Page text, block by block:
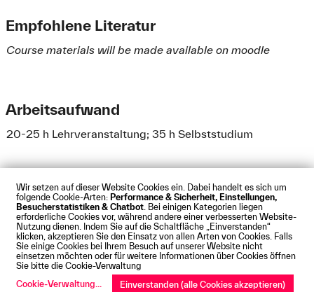
Wir setzen auf dieser Website Cookies ein. Dabei handelt es sich um
folgende Cookie-Arten: Performance & Sicherheit, Einstellungen,
Besucherstatistiken & Chatbot . Bei einigen Kategorien liegen
erforderliche Cookies vor, während andere einer verbesserten Website-
Nutzung dienen. Indem Sie auf die Schaltfläche „Einverstanden“
klicken, akzeptieren Sie den Einsatz von allen Arten von Cookies. Falls
Sie einige Cookies bei Ihrem Besuch auf unserer Website nicht
einsetzen möchten oder für weitere Informationen über Cookies öffnen
Sie bitte die Cookie-Verwaltung
Cookie-Verwaltung
Einverstanden (alle Cookies akzeptieren)
Empfohlene Literatur
Course materials will be made available on moodle
Arbeitsaufwand
20-25 h Lehrveranstaltung; 35 h Selbststudium
Impressum Datenschutz Cookies
Barrierefreiheit
Kontakt Presse Anfahrt Intranet Webmail
© Technische Hochschule Augsburg